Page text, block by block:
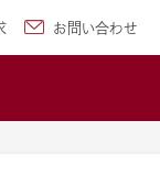
お問い合わせ
要